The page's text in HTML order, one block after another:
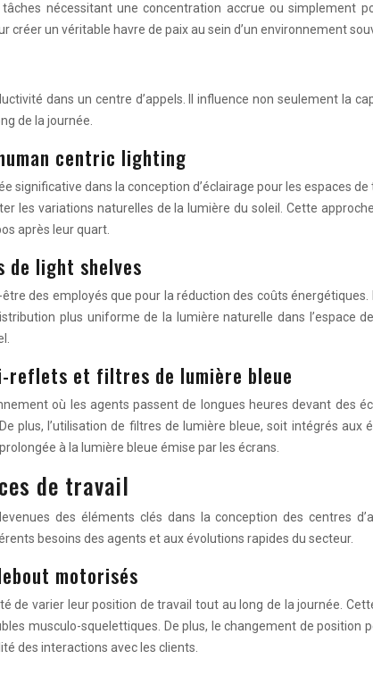
nécessitant une concentration accrue ou simplement
un véritable havre de paix au sein d’un environnement
dans un centre d’appels. Il influence non seulement la
de la journée.
centric lighting
significative dans la conception d’éclairage pour les espaces
les variations naturelles de la lumière du soleil. Cette
après leur quart.
de light shelves
des employés que pour la réduction des coûts énergétiques.
plus uniforme de la lumière naturelle dans l’espace
reflets et filtres de lumière bleue
où les agents passent de longues heures devant des
plus, l’utilisation de filtres de lumière bleue, soit intégrés
à la lumière bleue émise par les écrans.
de travail
des éléments clés dans la conception des centres
besoins des agents et aux évolutions rapides du secteur.
motorisés
de varier leur position de travail tout au long de la journée.
musculo-squelettiques. De plus, le changement de
des interactions avec les clients.